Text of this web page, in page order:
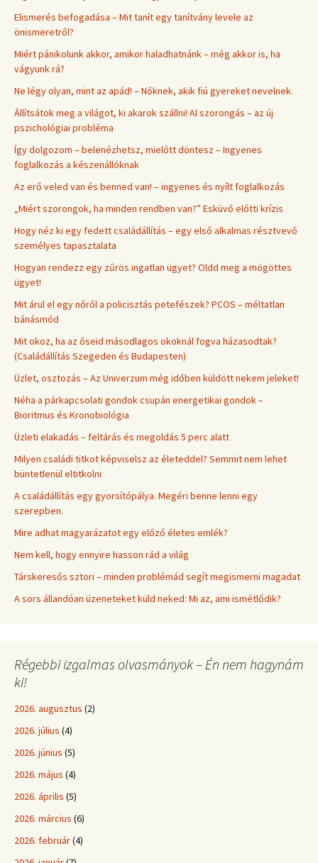
Elismerés befogadása – Mit tanít egy tanítvány levele az
önismeretről?
Miért pánikolunk akkor, amikor haladhatnánk – még akkor is, ha
vágyunk rá?
Ne légy olyan, mint az apád! – Nőknek, akik fiú gyereket nevelnek.
Állítsátok meg a világot, ki akarok szállni! AI szorongás – az új
pszichológiai probléma
Így dolgozom – belenézhetsz, mielőtt döntesz – Ingyenes
foglalkozás a készenállóknak
Az erő veled van és benned van! – ingyenes és nyílt foglalkozás
„Miért szorongok, ha minden rendben van?” Esküvő előtti krízis
Hogy néz ki egy fedett családállítás – egy első alkalmas résztvevő
személyes tapasztalata
Hogyan rendezz egy zűrös ingatlan ügyet? Oldd meg a mögöttes
ügyet!
Mit árul el egy nőről a policisztás petefészek? PCOS – méltatlan
bánásmód
Mit okoz, ha az őseid másodlagos okoknál fogva házasodtak?
(Családállítás Szegeden és Budapesten)
Üzlet, osztozás – Az Univerzum még időben küldött nekem jeleket!
Néha a párkapcsolati gondok csupán energetikai gondok –
Bioritmus és Kronobiológia
Üzleti elakadás – feltárás és megoldás 5 perc alatt
Milyen családi titkot képviselsz az életeddel? Semmit nem lehet
büntetlenül eltitkolni
A családállítás egy gyorsítópálya. Megéri benne lenni egy
szerepben.
Mire adhat magyarázatot egy előző életes emlék?
Nem kell, hogy ennyire hasson rád a világ
Társkeresős sztori – minden problémád segít megismerni magadat
A sors állandóan üzeneteket küld neked: Mi az, ami ismétlődik?
Régebbi izgalmas olvasmányok – Én nem hagynám
ki!
2026. augusztus (2)
2026. július (4)
2026. június (5)
2026. május (4)
2026. április (5)
2026. március (6)
2026. február(4)